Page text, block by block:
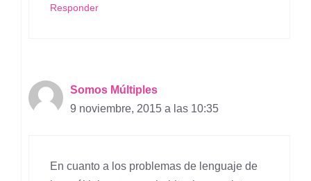
Responder
Somos Múltiples
9 noviembre, 2015 a las 10:35
En cuanto a los problemas de lenguaje de